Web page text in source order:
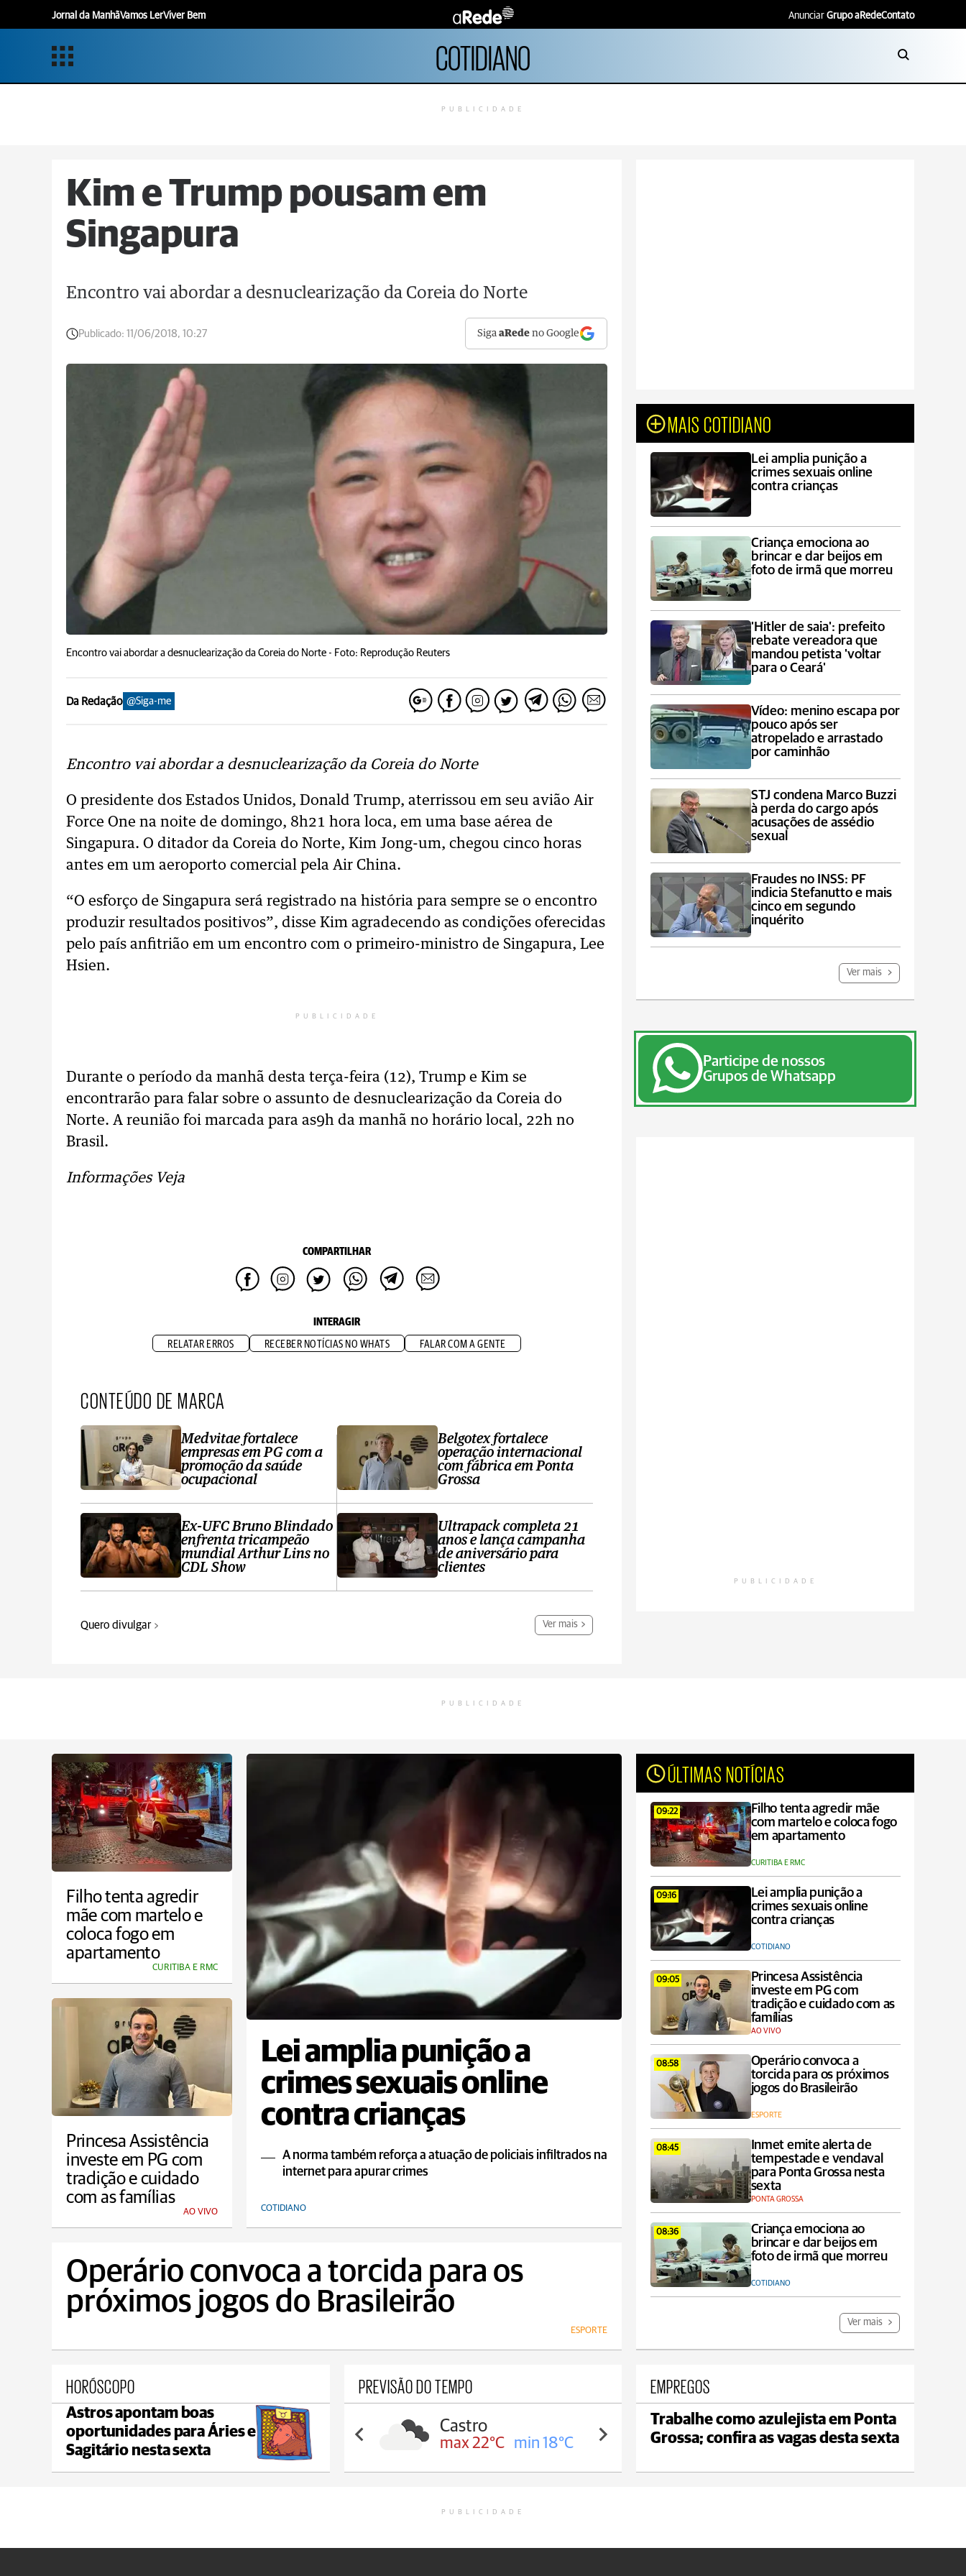
Jornal da ManhãVamos LerViver Bem Anunciar Grupo aRedeContato
COTIDIANO
PUBLICIDADE
Kim e Trump pousam em
Singapura
Encontro vai abordar a desnuclearização da Coreia do Norte
Publicado: 11/06/2018, 10:27 SigaaRede no Google
Encontro vai abordar a desnuclearização da Coreia do Norte - Foto: Reprodução Reuters
Da Redação @Siga-me
Encontro vai abordar a desnuclearização da Coreia do Norte
O presidente dos Estados Unidos, Donald Trump, aterrissou em seu avião Air
Force One na noite de domingo, 8h21 hora loca, em uma base aérea de
Singapura. O ditador da Coreia do Norte, Kim Jong-um, chegou cinco horas
antes em um aeroporto comercial pela Air China.
“O esforço de Singapura será registrado na história para sempre se o encontro
produzir resultados positivos”, disse Kim agradecendo as condições oferecidas
pelo país anfitrião em um encontro com o primeiro-ministro de Singapura, Lee
Hsien.
PUBLICIDADE
Durante o período da manhã desta terça-feira (12), Trump e Kim se
encontrarão para falar sobre o assunto de desnuclearização da Coreia do
Norte. A reunião foi marcada para as9h da manhã no horário local, 22h no
Brasil.
Informações Veja
COMPARTILHAR
INTERAGIR
RELATAR ERROS RECEBER NOTÍCIAS NO WHATS FALAR COM A GENTE
CONTEÚDO DE MARCA
Medvitae fortalece
empresas em PG com a
promoção da saúde
ocupacional
Ex-UFC Bruno Blindado
enfrenta tricampeão
mundial Arthur Lins no
CDL Show
Belgotex fortalece
operação internacional
com fábrica em Ponta
Grossa
Ultrapack completa 21
anos e lança campanha
de aniversário para
clientes
Quero divulgar Ver mais
MAIS COTIDIANO
Lei amplia punição a
crimes sexuais online
contra crianças
Criança emociona ao
brincar e dar beijos em
foto de irmã que morreu
'Hitler de saia': prefeito
rebate vereadora que
mandou petista 'voltar
para o Ceará'
Vídeo: menino escapa por
pouco após ser
atropelado e arrastado
por caminhão
STJ condena Marco Buzzi
à perda do cargo após
acusações de assédio
sexual
Fraudes no INSS: PF
indicia Stefanutto e mais
cinco em segundo
inquérito
Ver mais
Participe de nossos
Grupos de Whatsapp
PUBLICIDADE
PUBLICIDADE
Filho tenta agredir
mãe com martelo e
coloca fogo em
apartamento
CURITIBA E RMC
Lei amplia punição a
crimes sexuais online
contra crianças
A norma também reforça a atuação de policiais infiltrados na
internet para apurar crimes
COTIDIANO
ÚLTIMAS NOTÍCIAS
09:22
Filho tenta agredir mãe
com martelo e coloca fogo
em apartamento
CURITIBA E RMC
09:16
Lei amplia punição a
crimes sexuais online
contra crianças
COTIDIANO
09:05
Princesa Assistência
investe em PG com
tradição e cuidado com as
famílias
AO VIVO
08:58
Operário convoca a
torcida para os próximos
jogos do Brasileirão
ESPORTE
08:45
Inmet emite alerta de
tempestade e vendaval
para Ponta Grossa nesta
sexta
PONTA GROSSA
08:36
Criança emociona ao
brincar e dar beijos em
foto de irmã que morreu
COTIDIANO
Ver mais
Princesa Assistência
investe em PG com
tradição e cuidado
com as famílias
AO VIVO
Operário convoca a torcida para os
próximos jogos do Brasileirão
ESPORTE
HORÓSCOPO
Astros apontam boas
oportunidades para Áries e
Sagitário nesta sexta
PREVISÃO DO TEMPO
Castro
max 22°C min 18°C
Carambeí
max 21°C min 18°C
Jaguariaíva
max 22°C min 19°C
EMPREGOS
Trabalhe como azulejista em Ponta
Grossa; confira as vagas desta sexta
PUBLICIDADE